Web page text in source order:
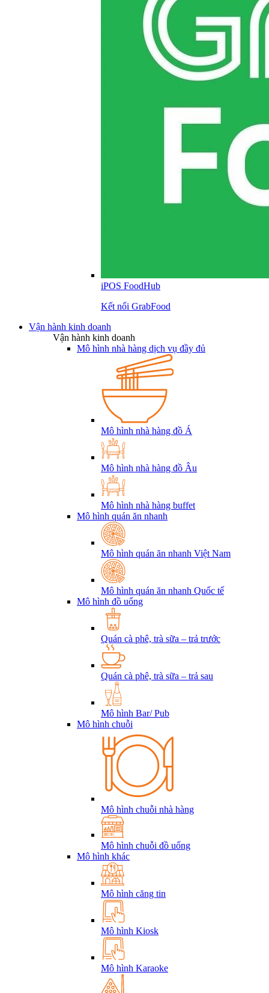
iPOS FoodHub
Kết nối GrabFood
Vận hành kinh doanh
Vận hành kinh doanh
Mô hình nhà hàng dịch vụ đầy đủ
Mô hình nhà hàng đồ Á
Mô hình nhà hàng đồ Âu
Mô hình nhà hàng buffet
Mô hình quán ăn nhanh
Mô hình quán ăn nhanh Việt Nam
Mô hình quán ăn nhanh Quốc tế
Mô hình đồ uống
Quán cà phê, trà sữa – trả trước
Quán cà phê, trà sữa – trả sau
Mô hình Bar/ Pub
Mô hình chuỗi
Mô hình chuỗi nhà hàng
Mô hình chuỗi đồ uống
Mô hình khác
Mô hình căng tin
Mô hình Kiosk
Mô hình Karaoke